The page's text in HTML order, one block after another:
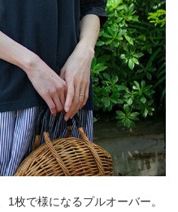
1枚で様になるプルオーバー。